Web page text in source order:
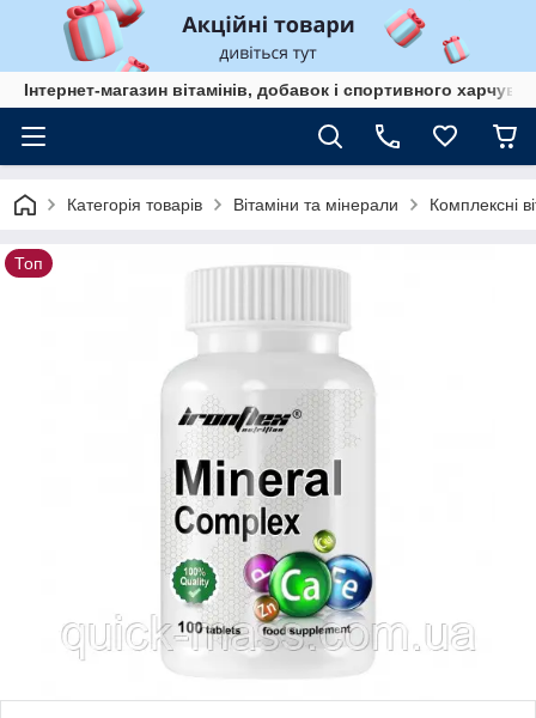
Інтернет-магазин вітамінів, добавок і спортивного
Категорія товарів Вітаміни та мінерали Комплексні
Топ